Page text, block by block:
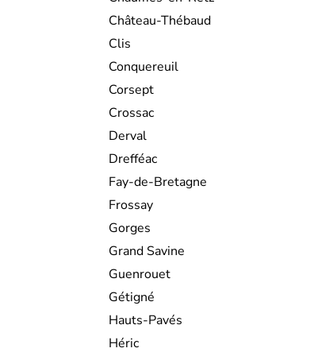
Château-Thébaud
Clis
Conquereuil
Corsept
Crossac
Derval
Drefféac
Fay-de-Bretagne
Frossay
Gorges
Grand Savine
Guenrouet
Gétigné
Hauts-Pavés
Héric